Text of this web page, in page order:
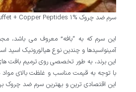
سرم ضد چروک The Ordinary Buffet + Copper Peptides 1%
این سرم که به “بافه” معروف می باشد،
آمینواسیدها و چندین نوع هیالورونیک
این برند، به طور تخصصی روی ترمیم بافت
با توجه به قیمت مناسب و غلظت بالای مواد
این اقتصادی ترین و بهترین سرم ضد